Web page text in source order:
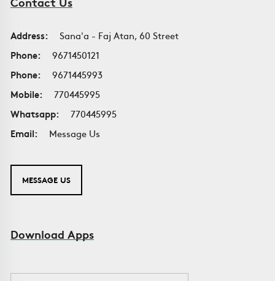
Address:
Sana'a - Faj Atan, 60 Street
Phone:
9671450121
Phone:
9671445993
Mobile:
770445995
Whatsapp:
770445995
Email:
Message Us
MESSAGE US
Download Apps